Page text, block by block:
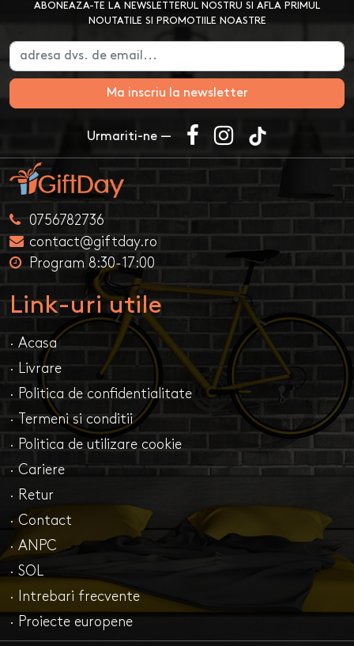
ABONEAZA-TE LA NEWSLETTERUL NOSTRU SI AFLA PRIMUL
NOUTATILE SI PROMOTIILE NOASTRE
Ma inscriu la newsletter
Urmariti-ne —
0756782736
contact@giftday.ro
Program 8:30-17:00
Link-uri utile
· Acasa
· Livrare
· Politica de confidentialitate
· Termeni si conditii
· Politica de utilizare cookie
· Cariere
· Retur
· Contact
· ANPC
· SOL
· Intrebari frecvente
· Proiecte europene